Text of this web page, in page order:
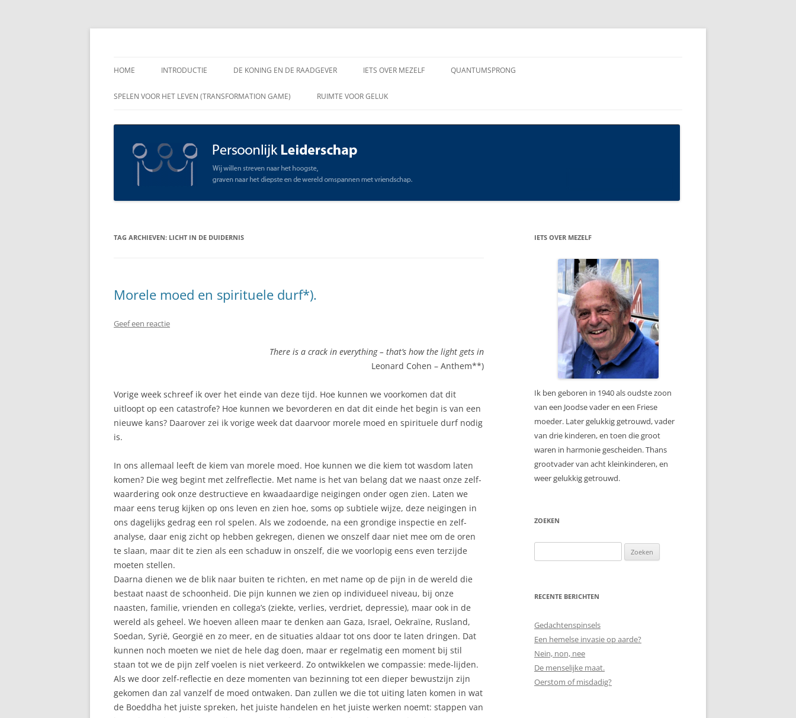
Spring
HOME INTRODUCTIE DE KONING EN DE RAADGEVER
ENKELE VRAGEN AAN DE
LEIDERSCHAP
OPEN COMMUNICATIE
IETS OVER MEZELF QUANTUMSPRONG
SPELEN VOOR HET LEVEN (TRANSFORMATION GAME) RUIMTE VOOR GELUK
TAG ARCHIEVEN: LICHT IN DE DUIDERNIS
Morele moed en spirituele durf*).
Geef een reactie
There is a crack in everything – that’s how the light gets in
Leonard Cohen – Anthem**)
Vorige week schreef ik over het einde van deze tijd. Hoe kunnen we voorkomen dat dit
uitloopt op een catastrofe? Hoe kunnen we bevorderen en dat dit einde het begin is van een
nieuwe kans? Daarover zei ik vorige week dat daarvoor morele moed en spirituele durf nodig
is.
In ons allemaal leeft de kiem van morele moed. Hoe kunnen we die kiem tot wasdom laten
komen? Die weg begint met zelfreflectie. Met name is het van belang dat we naast onze zelf-
waardering ook onze destructieve en kwaadaardige neigingen onder ogen zien. Laten we
maar eens terug kijken op ons leven en zien hoe, soms op subtiele wijze, deze neigingen in
ons dagelijks gedrag een rol spelen. Als we zodoende, na een grondige inspectie en zelf-
analyse, daar enig zicht op hebben gekregen, dienen we onszelf daar niet mee om de oren
te slaan, maar dit te zien als een schaduw in onszelf, die we voorlopig eens even terzijde
moeten stellen.
Daarna dienen we de blik naar buiten te richten, en met name op de pijn in de wereld die
bestaat naast de schoonheid. Die pijn kunnen we zien op individueel niveau, bij onze
naasten, familie, vrienden en collega’s (ziekte, verlies, verdriet, depressie), maar ook in de
wereld als geheel. We hoeven alleen maar te denken aan Gaza, Israel, Oekraïne, Rusland,
Soedan, Syrië, Georgië en zo meer, en de situaties aldaar tot ons door te laten dringen. Dat
kunnen noch moeten we niet de hele dag doen, maar er regelmatig een moment bij stil
staan tot we de pijn zelf voelen is niet verkeerd. Zo ontwikkelen we compassie: mede-lijden.
Als we door zelf-reflectie en deze momenten van bezinning tot een dieper bewustzijn zijn
gekomen dan zal vanzelf de moed ontwaken. Dan zullen we die tot uiting laten komen in wat
de Boeddha het juiste spreken, het juiste handelen en het juiste werken noemt: stappen van
IETS OVER MEZELF
Ik ben geboren in 1940 als oudste zoon
van een Joodse vader en een Friese
moeder. Later gelukkig getrouwd, vader
van drie kinderen, en toen die groot
waren in harmonie gescheiden. Thans
grootvader van acht kleinkinderen, en
weer gelukkig getrouwd.
ZOEKEN
naar:
RECENTE BERICHTEN
Gedachtenspinsels
Een hemelse invasie op aarde?
Nein, non, nee
De menselijke maat.
Oerstom of misdadig?